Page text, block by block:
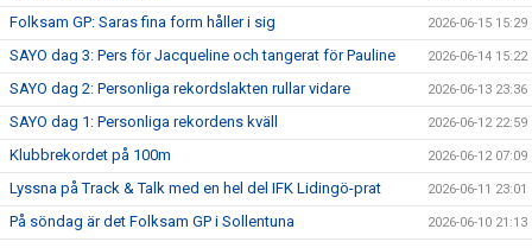
Folksam GP: Saras fina form håller i sig 2026-06-15 15:29
SAYO dag 3: Pers för Jacqueline och tangerat för Pauline 2026-06-14 15:22
SAYO dag 2: Personliga rekordslakten rullar vidare 2026-06-13 23:36
SAYO dag 1: Personliga rekordens kväll 2026-06-12 22:59
Klubbrekordet på 100m 2026-06-12 07:09
Lyssna på Track & Talk med en hel del IFK Lidingö-prat 2026-06-11 23:01
På söndag är det Folksam GP i Sollentuna 2026-06-10 21:13